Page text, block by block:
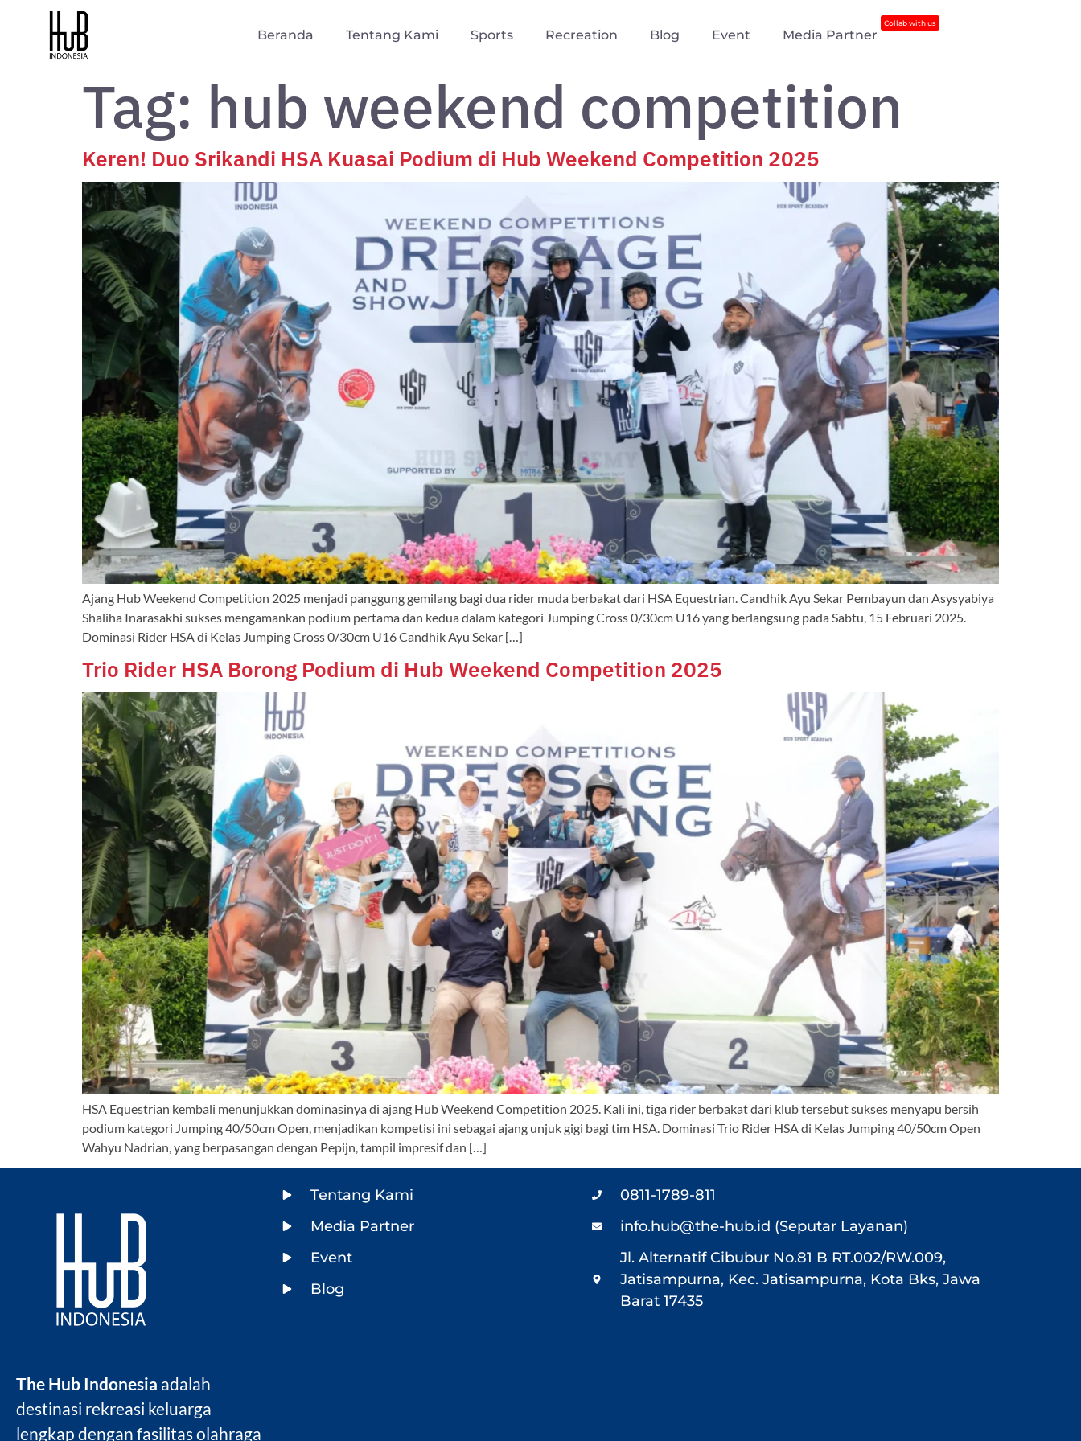
Beranda Tentang Kami Sports Recreation Blog Event Media Partner
Collab with us
Tag: hub weekend competition
Keren! Duo Srikandi HSA Kuasai Podium di Hub Weekend Competition 2025
Ajang Hub Weekend Competition 2025 menjadi panggung gemilang bagi dua rider muda berbakat dari HSA Equestrian. Candhik Ayu Sekar Pembayun dan Asysyabiya
Shaliha Inarasakhi sukses mengamankan podium pertama dan kedua dalam kategori Jumping Cross 0/30cm U16 yang berlangsung pada Sabtu, 15 Februari 2025.
Dominasi Rider HSA di Kelas Jumping Cross 0/30cm U16 Candhik Ayu Sekar […]
Trio Rider HSA Borong Podium di Hub Weekend Competition 2025
HSA Equestrian kembali menunjukkan dominasinya di ajang Hub Weekend Competition 2025. Kali ini, tiga rider berbakat dari klub tersebut sukses menyapu bersih
podium kategori Jumping 40/50cm Open, menjadikan kompetisi ini sebagai ajang unjuk gigi bagi tim HSA. Dominasi Trio Rider HSA di Kelas Jumping 40/50cm Open
Wahyu Nadrian, yang berpasangan dengan Pepijn, tampil impresif dan […]
The Hub Indonesia adalah
destinasi rekreasi keluarga
lengkap dengan fasilitas olahraga
Tentang Kami
Media Partner
Event
Blog
0811-1789-811
info.hub@the-hub.id (Seputar Layanan)
Jl. Alternatif Cibubur No.81 B RT.002/RW.009,
Jatisampurna, Kec. Jatisampurna, Kota Bks, Jawa
Barat 17435